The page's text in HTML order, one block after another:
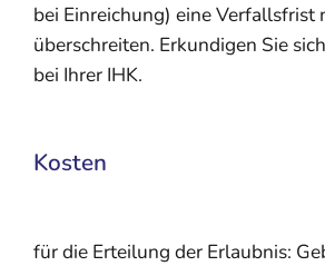
bei Einreichung) eine Verfallsfrist
überschreiten. Erkundigen Sie
bei Ihrer IHK.
Kosten
für die Erteilung der Erlaubnis: